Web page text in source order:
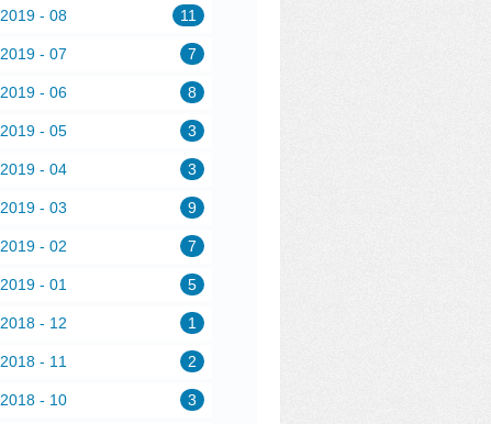
2019 - 08 11
2019 - 07 7
2019 - 06 8
2019 - 05 3
2019 - 04 3
2019 - 03 9
2019 - 02 7
2019 - 01 5
2018 - 12 1
2018 - 11 2
2018 - 10 3